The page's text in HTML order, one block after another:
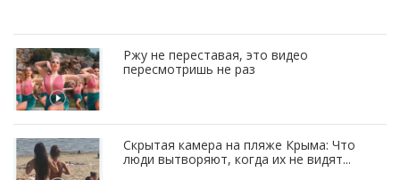
Ржу не переставая, это видео
пересмотришь не раз
Скрытая камера на пляже Крыма: Что
люди вытворяют, когда их не видят...